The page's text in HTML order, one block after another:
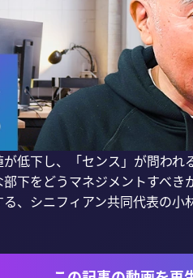
低下し、「センス」が問わ
下をどうマネジメントすべ
、シニフィアン共同代表の小